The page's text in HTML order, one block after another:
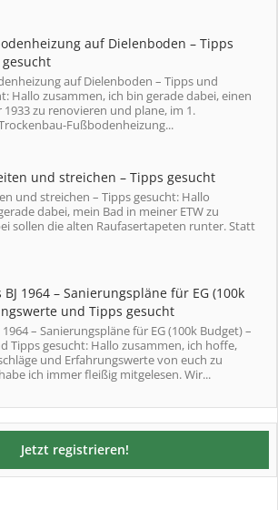
auf Dielenboden – Tipps
auf Dielenboden – Tipps und
Hallo zusammen, ich bin gerade dabei, einen
1933 zu renovieren und plane, im 1.
Fußbodenheizung...
und streichen – Tipps gesucht
und streichen – Tipps gesucht: Hallo
dabei, mein Bad in meiner ETW zu
sollen die alten Raufasertapeten runter. Statt
1964 – Sanierungspläne für EG (100k
und Tipps gesucht
– Sanierungspläne für EG (100k Budget) –
Tipps gesucht: Hallo zusammen, ich hoffe,
und Erfahrungswerte von euch zu
ich immer fleißig mitgelesen. Wir...
Jetzt registrieren!